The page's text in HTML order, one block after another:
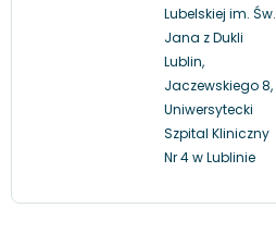
Lubelskiej im. Św.
Jana z Dukli
Lublin,
Jaczewskiego 8,
Uniwersytecki
Szpital Kliniczny
Nr 4 w Lublinie